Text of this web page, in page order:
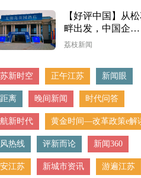
【好评中国】从
畔出发，中国企
业“新”意盎然蹚新
荔枝新闻
新时空 正午江苏 新闻眼
离 晚间新闻 时代问答
新时代 黄金时间—改革政策e解
热线 评新而论 新闻360
江苏 新城市资讯 游遍江苏